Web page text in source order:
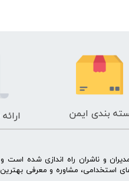
بندی ایمن
و ناشران راه اندازی شده
مشاوره و معرفی